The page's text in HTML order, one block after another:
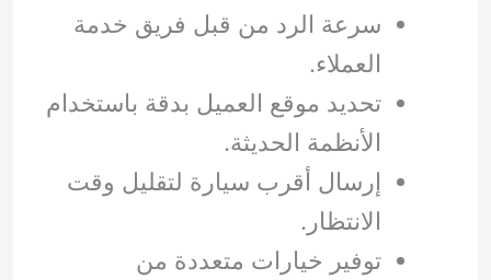
سرعة الرد من قبل فريق خدمة
العملاء.
تحديد موقع العميل بدقة باستخدام
الأنظمة الحديثة.
إرسال أقرب سيارة لتقليل وقت
الانتظار.
توفير خيارات متعددة من